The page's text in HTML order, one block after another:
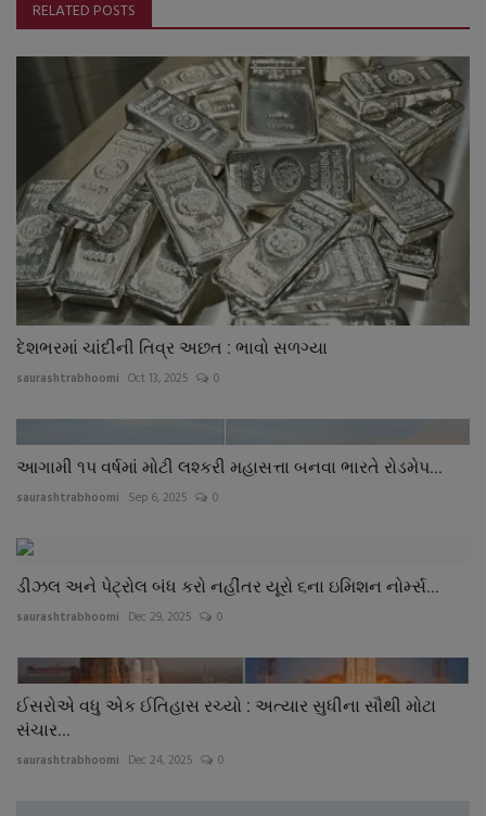
RELATED POSTS
દેશભરમાં ચાંદીની તિવ્ર અછત : ભાવો સળગ્યા
saurashtrabhoomi Oct 13, 2025 0
આગામી ૧પ વર્ષમાં મોટી લશ્કરી મહાસત્તા બનવા ભારતે રોડમેપ...
saurashtrabhoomi Sep 6, 2025 0
ડીઝલ અને પેટ્રોલ બંધ કરો નહીંતર યૂરો ૬ના ઇમિશન નોર્મ્સ...
saurashtrabhoomi Dec 29, 2025 0
ઈસરોએ વધુ એક ઈતિહાસ રચ્યો : અત્યાર સુધીના સૌથી મોટા
સંચાર...
saurashtrabhoomi Dec 24, 2025 0